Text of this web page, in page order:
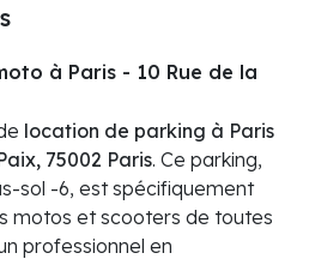
à Paris - 10 Rue de la
location de parking à Paris
75002 Paris. Ce parking,
sol -6, est spécifiquement
motos et scooters de toutes
professionnel en